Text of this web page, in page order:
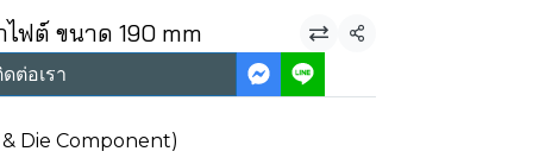
ไฟต์ ขนาด 190 mm
แชร์
ต่อเรา
Die Component)